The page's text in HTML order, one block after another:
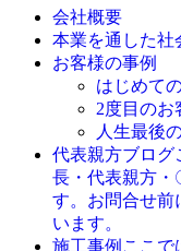
会社概要
本業を通した社
お客様の事例
はじめて
2度目のお
人生最後
代表親方ブログ
長・代表親方・
す。お問合せ前
います。
施工事例 ここで